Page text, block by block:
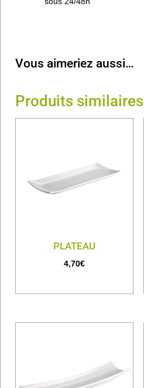
Vous aimeriez aussi…
Produits similaires
PLATEAU
4,70€